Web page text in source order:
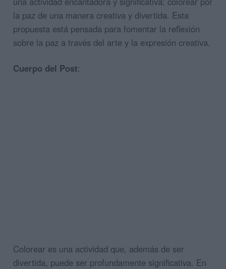
la paz de una manera creativa y divertida. Esta
propuesta está pensada para fomentar la reflexión
sobre la paz a través del arte y la expresión creativa.
Cuerpo del Post:
Colorear es una actividad que, además de ser
divertida, puede ser profundamente significativa. En